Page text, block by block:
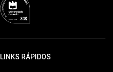
LINKS RÁPIDOS